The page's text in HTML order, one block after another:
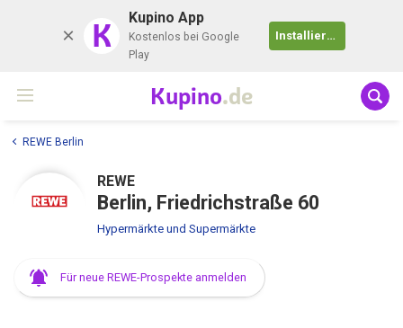
K Kupino App
Kostenlos bei Google
Play
Installieren
Kupino.de
REWE Berlin
REWE
Berlin, Friedrichstraße 60
Hypermärkte und Supermärkte
Für neue REWE-Prospekte anmelden